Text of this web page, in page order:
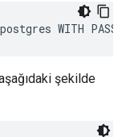
WITH
şekilde